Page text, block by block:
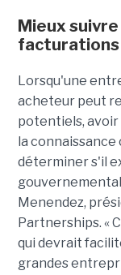
Mieux
facturations
Lorsqu'une
acheteur peut
potentiels, avoir
la
déterminer s'il
Menendez,
Partnerships. «
qui devrait
grandes